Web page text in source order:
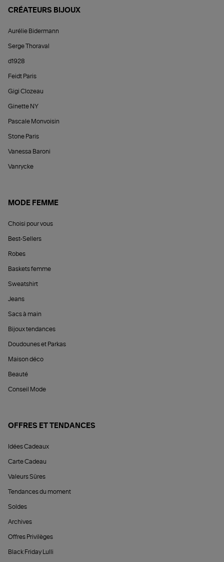
CRÉATEURS BIJOUX
Aurélie Bidermann
Serge Thoraval
d1928
Feidt Paris
Gigi Clozeau
Ginette NY
Pascale Monvoisin
Stone Paris
Vanessa Baroni
Vanrycke
MODE FEMME
Choisi pour vous
Best-Sellers
Robes
Baskets femme
Sweatshirt
Jeans
Sacs à main
Bijoux tendances
Doudounes et Parkas
Maison déco
Beauté
Conseil Mode
OFFRES ET TENDANCES
Idées Cadeaux
Carte Cadeau
Valeurs Sûres
Tendances du moment
Soldes
Archives
Offres Privilèges
Black Friday Lulli